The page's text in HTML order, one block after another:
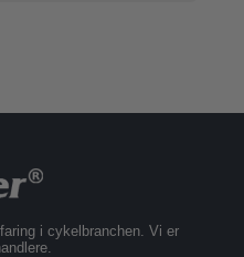
i cykelbranchen. Vi er